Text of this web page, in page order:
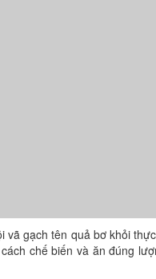
vã gạch tên quả bơ khỏi
chế biến và ăn đúng